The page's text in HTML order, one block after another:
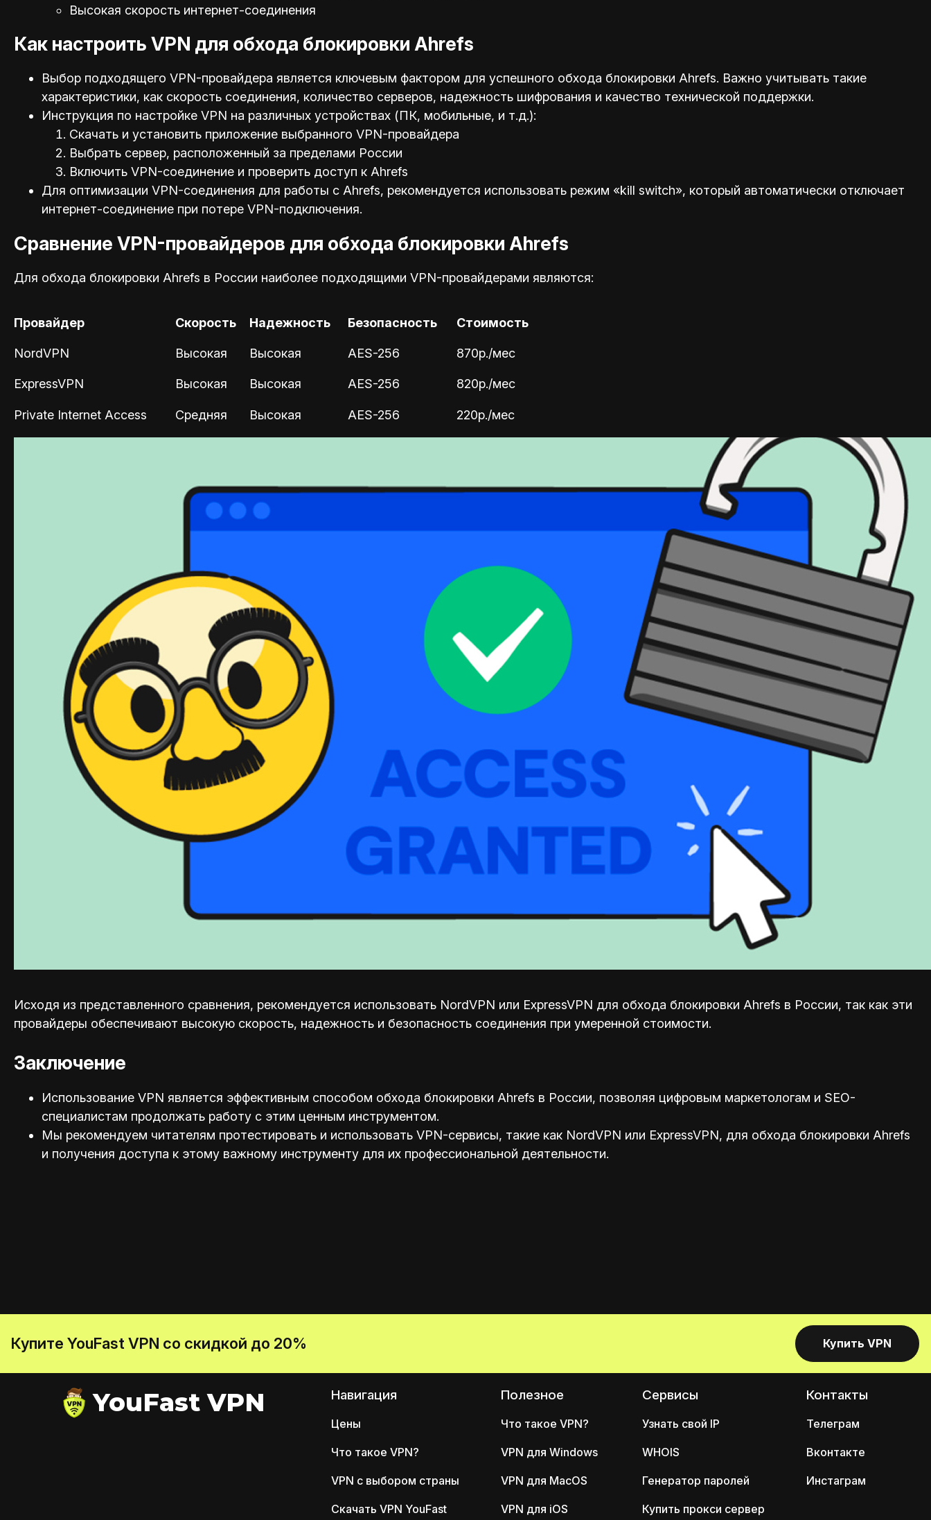
Высокая скорость интернет-соединения
Как настроить VPN для обхода блокировки Ahrefs
Выбор подходящего VPN-провайдера является ключевым фактором для успешного обхода блокировки Ahrefs. Важно учитывать такие
характеристики, как скорость соединения, количество серверов, надежность шифрования и качество технической поддержки.
Инструкция по настройке VPN на различных устройствах (ПК, мобильные, и т.д.):
Скачать и установить приложение выбранного VPN-провайдера
Выбрать сервер, расположенный за пределами России
Включить VPN-соединение и проверить доступ к Ahrefs
Для оптимизации VPN-соединения для работы с Ahrefs, рекомендуется использовать режим «kill switch», который автоматически отключает
интернет-соединение при потере VPN-подключения.
Сравнение VPN-провайдеров для обхода блокировки Ahrefs
Для обхода блокировки Ahrefs в России наиболее подходящими VPN-провайдерами являются:
Провайдер Скорость Надежность Безопасность Стоимость
NordVPN Высокая Высокая AES-256 870р./мес
ExpressVPN Высокая Высокая AES-256 820р./мес
Private Internet Access Средняя Высокая AES-256 220р./мес
Исходя из представленного сравнения, рекомендуется использовать NordVPN или ExpressVPN для обхода блокировки Ahrefs в России, так как эти
провайдеры обеспечивают высокую скорость, надежность и безопасность соединения при умеренной стоимости.
Заключение
Использование VPN является эффективным способом обхода блокировки Ahrefs в России, позволяя цифровым маркетологам и SEO-
специалистам продолжать работу с этим ценным инструментом.
Мы рекомендуем читателям протестировать и использовать VPN-сервисы, такие как NordVPN или ExpressVPN, для обхода блокировки Ahrefs
и получения доступа к этому важному инструменту для их профессиональной деятельности.
Купите YouFast VPN со скидкой до 20% Купить VPN
YouFast VPN Навигация
Цены
Что такое VPN?
VPN с выбором страны
Скачать VPN YouFast
Полезное
Что такое VPN?
VPN для Windows
VPN для MacOS
VPN для iOS
Сервисы
Узнать свой IP
WHOIS
Генератор паролей
Купить прокси сервер
Контакты
Телеграм
Вконтакте
Инстаграм